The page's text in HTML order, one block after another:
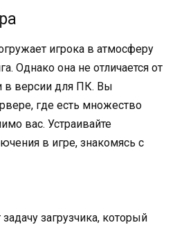
игрока в атмосферу
Однако она не отличается от
в версии для ПК. Вы
где есть множество
вас. Устраивайте
в игре, знакомясь с
загрузчика, который